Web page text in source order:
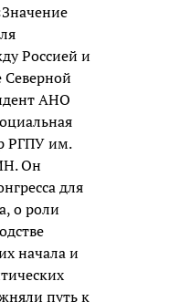
Россией и
АНО
РГПУ им.
Он
для
о роли
начала и
путь к